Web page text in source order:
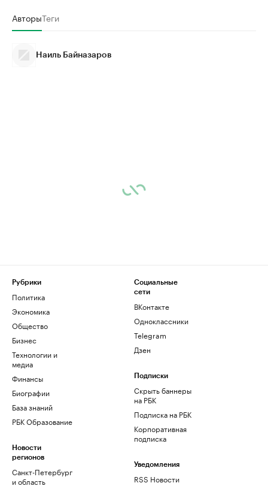
АвторыТеги
Наиль Байназаров
Рубрики
Политика
Экономика
Общество
Бизнес
Технологии и
медиа
Финансы
Биографии
База знаний
РБК Образование
Новости
регионов
Санкт-Петербург
и область
Социальные
сети
ВКонтакте
Одноклассники
Telegram
Дзен
Подписки
Скрыть баннеры
на РБК
Подписка на РБК
Корпоративная
подписка
Уведомления
RSS Новости